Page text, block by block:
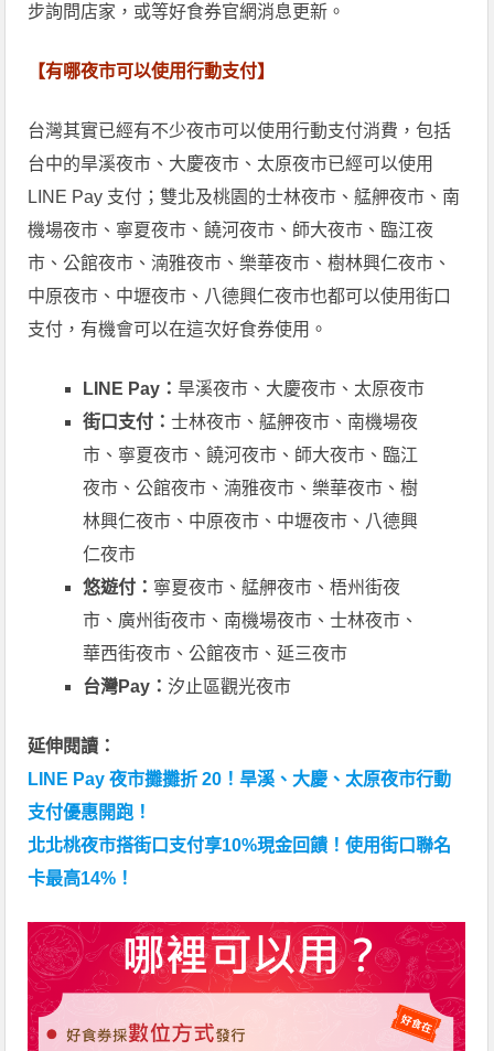
步詢問店家，或等好食券官網消息更新。
【有哪夜市可以使用行動支付】
台灣其實已經有不少夜市可以使用行動支付消費，包括
台中的旱溪夜市、大慶夜市、太原夜市已經可以使用
LINE Pay 支付；雙北及桃園的士林夜市、艋舺夜市、南
機場夜市、寧夏夜市、饒河夜市、師大夜市、臨江夜
市、公館夜市、湳雅夜市、樂華夜市、樹林興仁夜市、
中原夜市、中壢夜市、八德興仁夜市也都可以使用街口
支付，有機會可以在這次好食券使用。
LINE Pay：旱溪夜市、大慶夜市、太原夜市
街口支付：士林夜市、艋舺夜市、南機場夜
市、寧夏夜市、饒河夜市、師大夜市、臨江
夜市、公館夜市、湳雅夜市、樂華夜市、樹
林興仁夜市、中原夜市、中壢夜市、八德興
仁夜市
悠遊付： 寧夏夜市、艋舺夜市、梧州街夜
市、廣州街夜市、南機場夜市、士林夜市、
華西街夜市、公館夜市、延三夜市
台灣Pay：汐止區觀光夜市
延伸閱讀：
LINE Pay 夜市攤攤折 20！旱溪、大慶、太原夜市行動
支付優惠開跑！
北北桃夜市搭街口支付享10%現金回饋！使用街口聯名
卡最高14%！